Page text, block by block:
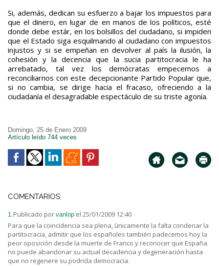
Si, además, dedican su esfuerzo a bajar los impuestos para
que el dinero, en lugar de en manos de los políticos, esté
donde debe estár, en los bolsillos del ciudadano, si impiden
que el Estado siga esquilmando al ciudadano con impuestos
injustos y si se empeñan en devolver al país la ilusión, la
cohesión y la decencia que la sucia partitocracia le ha
arrebatado, tal vez los demócratas empecemos a
reconciliarnos con este decepcionante Partido Popular que,
si no cambia, se dirige hacia el fracaso, ofreciendo a la
ciudadanía el desagradable espectáculo de su triste agonía.
Domingo, 25 de Enero 2009
Artículo leído 744 veces
COMENTARIOS:
1.Publicado por vanlop el 25/01/2009 12:40
Para que la coincidencia sea plena, únicamente la falta condenar la
partitocracia, admitir que los españoles también padecemos hoy la
peor oposición desde la muerte de Franco y reconocer que España
no puede abandonar su actual decadencia y degeneración hasta
que no regenere su podrida democracia.